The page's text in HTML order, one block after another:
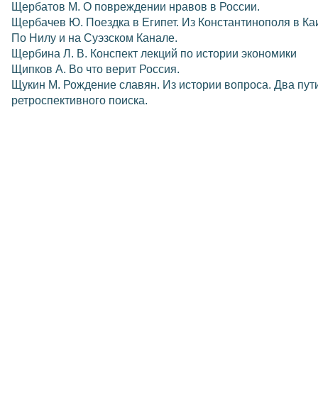
Щербатов М. О повреждении нравов в России.
Щербачев Ю. Поездка в Египет. Из Константинополя в
По Нилу и на Суэзском Канале.
Щербина Л. В. Конспект лекций по истории экономики
Щипков А. Во что верит Россия.
Щукин М. Рождение славян. Из истории вопроса. Два
ретроспективного поиска.